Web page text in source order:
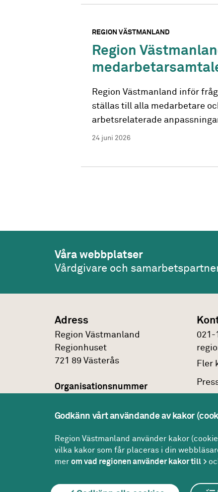
REGION VÄSTMANLAND
Region
Region Västmanland inför
ställas till alla medarbetare
arbetsrelaterade
24 juni 2026
Våra webbplatser
Vårdgivare och
Adress
Region Västmanland
Regionhuset
721 89 Västerås
Organisationsnummer
0007:2321000172
021-
Fler
Om
Godkänn vårt användande av kakor
Region Västmanland använder kakor
vilka kakor som får placeras i din
mer om vad regionen använder kakor till